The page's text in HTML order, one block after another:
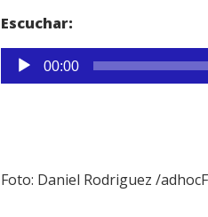
Escuchar:
Reproductor
de
00:00
Foto: Daniel Rodriguez /